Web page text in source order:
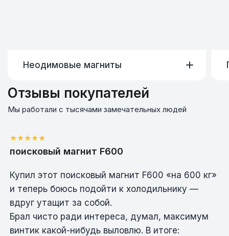
Обладают высокой силой сцепления при
малом размере, что делает их одними из
сегодняшний день.
• Крепёж и фиксация без сверления
• Электроника, мебель, рекламные
конструкции
Неодимовые магниты
Отзывы покупателей
Мы работали с тысячами замечательных людей
поисковый магнит F600
Купил этот поисковый магнит F600 «на 600 кг»
и теперь боюсь подойти к холодильнику —
вдруг утащит за собой.
Брал чисто ради интереса, думал, максимум
винтик какой-нибудь выловлю. В итоге: